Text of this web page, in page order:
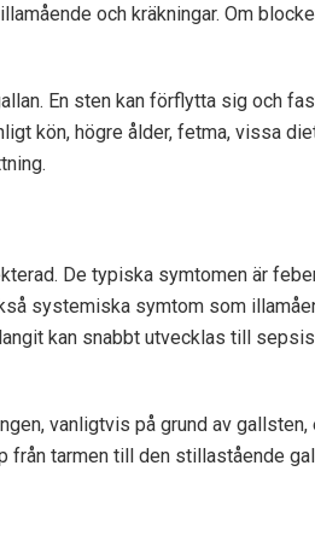
och kräkningar. Om
En sten kan förflytta sig och
kön, högre ålder, fetma, vissa
De typiska symtomen är
systemiska symtom som
kan snabbt utvecklas till
vanligtvis på grund av gallsten,
från tarmen till den stillastående